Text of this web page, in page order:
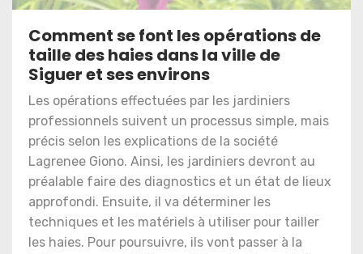
Comment se font les opérations de
taille des haies dans la ville de
Siguer et ses environs
Les opérations effectuées par les jardiniers
professionnels suivent un processus simple, mais
précis selon les explications de la société
Lagrenee Giono. Ainsi, les jardiniers devront au
préalable faire des diagnostics et un état de lieux
approfondi. Ensuite, il va déterminer les
techniques et les matériels à utiliser pour tailler
les haies. Pour poursuivre, ils vont passer à la